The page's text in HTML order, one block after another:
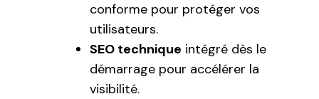
conforme pour protéger vos
utilisateurs.
SEO technique intégré dès le
démarrage pour accélérer la
visibilité.